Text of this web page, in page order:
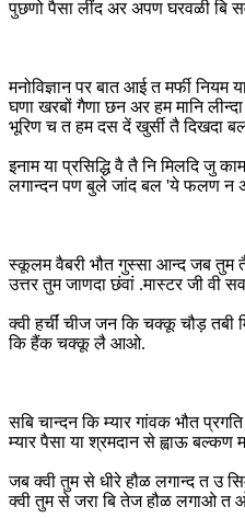
पुछणो पैसा लींद अर अपण घरवळी बि
मनोविज्ञान पर बात आई त मर्फी नियम
घणा खरबों गैणा छन अर हम मानि
भूरिण च त हम दस दें खुर्सी तै दिखदा
इनाम या प्रसिद्धि वै तै नि मिलदि जु
लगान्दन पण बुले जांद बल 'ये फलण न
स्कूलम वैबरी भौत गुस्सा आन्द जब तुम
उत्तर तुम जाणदा छंवां .मास्टर जी वी
क्वी हर्चीं चीज जन कि चक्कू चौड़ तबी
कि हैंक चक्कू लै आओ.
सबि चान्दन कि म्यार गांवक भौत
म्यार पैसा या श्रमदान से ह्वाऊ बल्कण
जब क्वी तुम से धीरे हौळ लगान्द त उ
क्वी तुम से जरा बि तेज हौळ लगाओ त